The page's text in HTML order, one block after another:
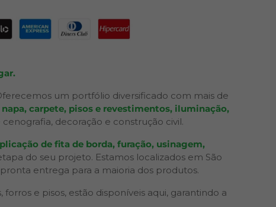
um portfólio diversificado com mais de
carpete, pisos e revestimentos, iluminação,
decoração e construção civil.
de fita de borda, furação, usinagem,
do seu projeto. Estamos localizados em São
entrega para a maioria dos produtos.
e pisos, estão disponíveis aqui, garantindo a